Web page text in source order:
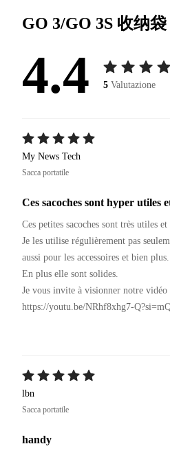
GO 3/GO 3S 收纳袋
4.4 5 Valutazione
My News Tech
Sacca portatile
Ces sacoches sont hyper utiles
Ces petites sacoches sont très utiles
Je les utilise régulièrement pas
aussi pour les accessoires et bien plus.
En plus elle sont solides.
Je vous invite à visionner notre vidéo
https://youtu.be/NRhf8xhg7-
lbn
Sacca portatile
handy